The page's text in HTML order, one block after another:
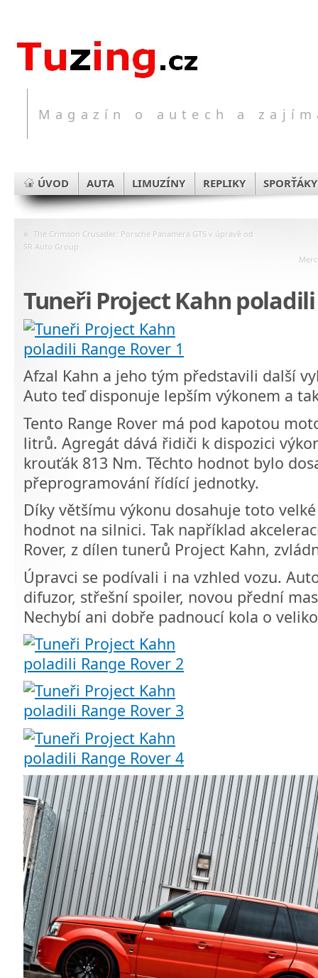
Magazín o autech a
ÚVOD AUTA LIMUZÍNY REPLIKY SPORŤÁKY
« The Crimson Crusader: Porsche Panamera GTS v úpravě od
SR Auto Group
Tuneři Project Kahn
Afzal Kahn a jeho tým představili další
Auto teď disponuje lepším výkonem a
Tento Range Rover má pod kapotou
litrů. Agregát dává řidiči k dispozici
krouťák 813 Nm. Těchto hodnot bylo
přeprogramování řídící jednotky.
Díky většímu výkonu dosahuje toto
hodnot na silnici. Tak například
Rover, z dílen tunerů Project Kahn,
Úpravci se podívali i na vzhled vozu.
difuzor, střešní spoiler, novou přední
Nechybí ani dobře padnoucí kola o